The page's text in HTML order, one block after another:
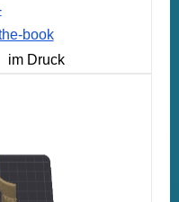
book
im Druck